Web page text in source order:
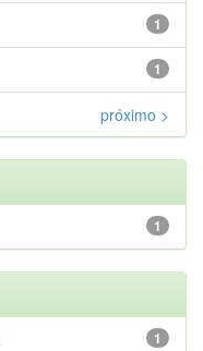
1
1
próximo >
1
1